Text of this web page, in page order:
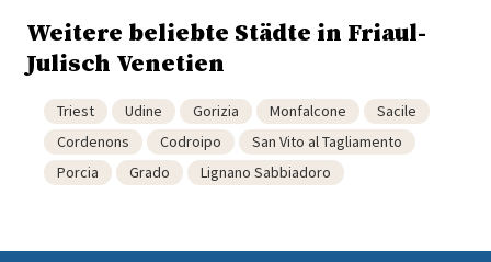
Weitere beliebte Städte in Friaul-
Julisch Venetien
Triest Udine Gorizia Monfalcone
Sacile
Cordenons
Codroipo
San Vito al Tagliamento
Porcia
Grado Lignano Sabbiadoro